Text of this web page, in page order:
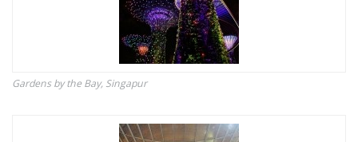
Gardens by the Bay, Singapur